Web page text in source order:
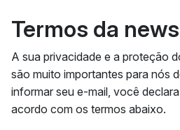
Termos da
A sua privacidade e a proteção
são muito importantes para nós
informar seu e-mail, você
acordo com os termos abaixo.